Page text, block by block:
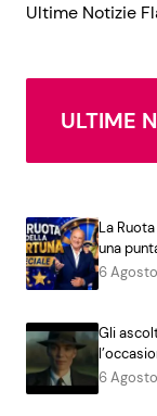
Ultime Notizie
ULTIME
La
una
6
Gli
6